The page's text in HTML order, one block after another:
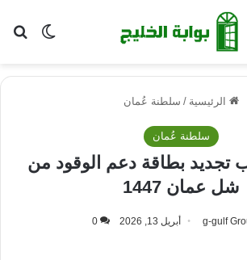
الوضع
الرئيسية / سلطنة عُمان
سلطنة عُمان
بطاقة دعم الوقود من
شل عمان 1447
g-gulf أبريل 13, 2026 0